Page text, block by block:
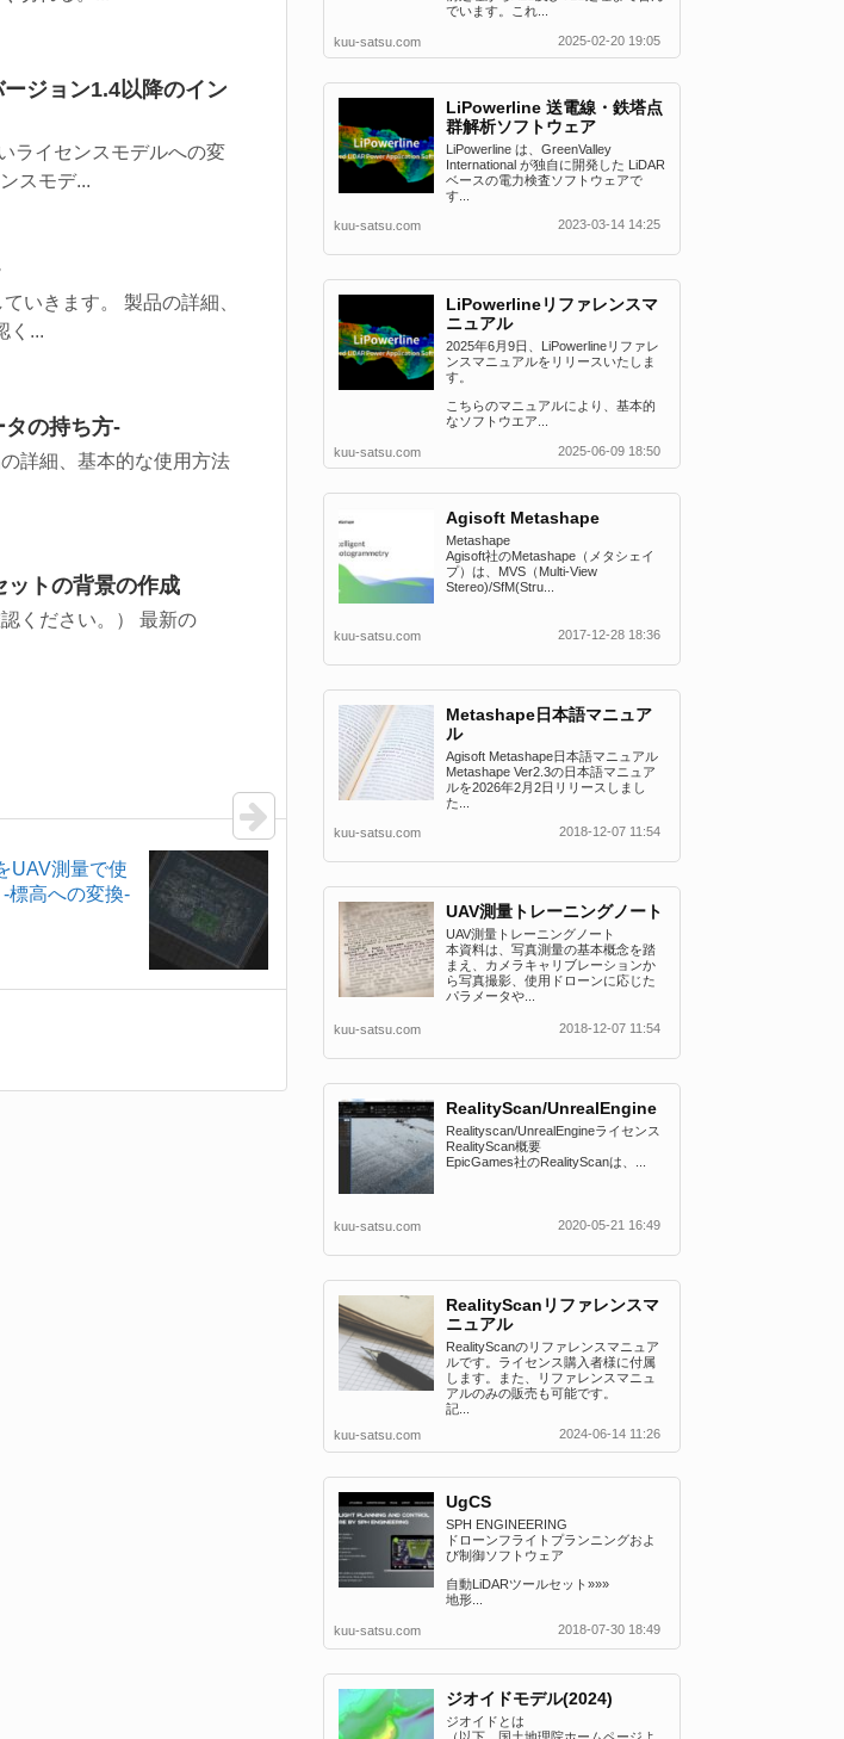
ジョン1.4以降のイン
ライセンスモデルへの変
スモデ...
いきます。 製品の詳細、
く...
の持ち方-
詳細、基本的な使用方法
トの背景の作成
ください。） 最新の
UAV測量で使
標高への変換-
でいます。これ...
kuu-satsu.com 2025-02-20 19:05
LiPowerline 送電線・鉄塔点
群解析ソフトウェア
LiPowerline は、GreenValley
International が独自に開発した LiDAR
ベースの電力検査ソフトウェアで
す...
kuu-satsu.com 2023-03-14 14:25
LiPowerlineリファレンスマ
ニュアル
2025年6月9日、LiPowerlineリファレ
ンスマニュアルをリリースいたしま
す。
こちらのマニュアルにより、基本的
なソフトウエア...
kuu-satsu.com 2025-06-09 18:50
Agisoft Metashape
Metashape
Agisoft社のMetashape（メタシェイ
プ）は、MVS（Multi-View
Stereo)/SfM(Stru...
kuu-satsu.com 2017-12-28 18:36
Metashape日本語マニュア
ル
Agisoft Metashape日本語マニュアル
Metashape Ver2.3の日本語マニュア
ルを2026年2月2日リリースしまし
た...
kuu-satsu.com 2018-12-07 11:54
UAV測量トレーニングノート
UAV測量トレーニングノート
本資料は、写真測量の基本概念を踏
まえ、カメラキャリブレーションか
ら写真撮影、使用ドローンに応じた
パラメータや...
kuu-satsu.com 2018-12-07 11:54
RealityScan/UnrealEngine
Realityscan/UnrealEngineライセンス
RealityScan概要
EpicGames社のRealityScanは、...
kuu-satsu.com 2020-05-21 16:49
RealityScanリファレンスマ
ニュアル
RealityScanのリファレンスマニュア
ルです。ライセンス購入者様に付属
します。また、リファレンスマニュ
アルのみの販売も可能です。
記...
kuu-satsu.com
2024-06-14 11:26
UgCS
SPH ENGINEERING
ドローンフライトプランニングおよ
び制御ソフトウェア
自動LiDARツールセット»»»
地形...
kuu-satsu.com 2018-07-30 18:49
ジオイドモデル(2024)
ジオイドとは